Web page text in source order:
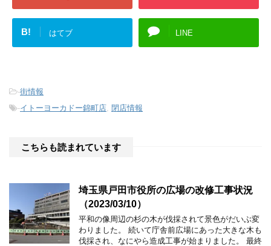
B! はてブ LINE
-街情報
-イトーヨーカドー錦町店, 閉店情報
こちらも読まれています
埼玉県戸田市役所の広場の改修工事状況
（2023/03/10）
平和の像周辺の杉の木が伐採されて景色がだいぶ変
わりました。 続いて庁舎前広場にあった大きな木も
伐採され、なにやら造成工事が始まりました。 最終